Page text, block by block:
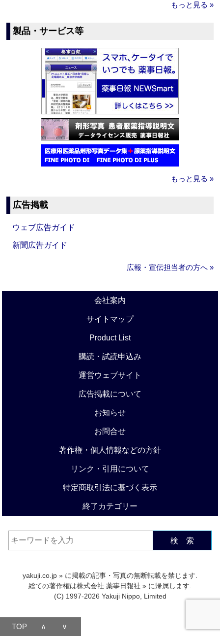
もっと見る »
製品・サービス等
もっと見る »
広告掲載
ウェブ広告ガイド
新聞広告ガイド
広報・宣伝担当者の方へ »
会社案内
サイトマップ
Product List
購読・試読申込み
運営ウェブサイト
広告掲載について
お知らせ
お問合せ
著作権・個人情報などの方針
リンク・引用について
特定商取引法に基づく表示
終了カテゴリー
検 索
yakuji.co.jp » に掲載の記事・写真の無断転載を禁じます.
総ての著作権は株式会社 薬事日報社 » に帰属します.
(C) 1997-2026 Yakuji Nippo, Limited
TOP ∧ ∨